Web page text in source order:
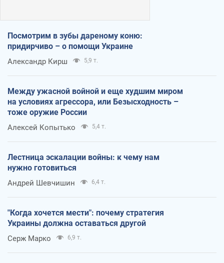
Посмотрим в зубы дареному коню:
придирчиво – о помощи Украине
Александр Кирш 5,9 т.
Между ужасной войной и еще худшим миром
на условиях агрессора, или Безысходность –
тоже оружие России
Алексей Копытько 5,4 т.
Лестница эскалации войны: к чему нам
нужно готовиться
Андрей Шевчишин 6,4 т.
"Когда хочется мести": почему стратегия
Украины должна оставаться другой
Серж Марко 6,9 т.